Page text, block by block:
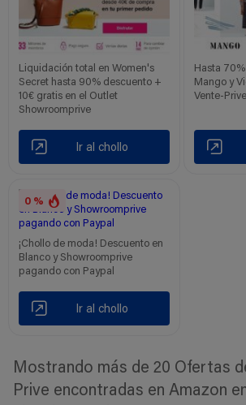
Liquidación total en Women's
Secret hasta 90% descuento +
10€ gratis en el Outlet
Showroomprive
Ir al chollo
Hasta
Mango y
Vente-
0 %
¡Chollo de moda! Descuento en
Blanco y Showroomprive
pagando con Paypal
Ir al chollo
Mostrando más de 20 Ofertas
Prive encontradas en Amazon